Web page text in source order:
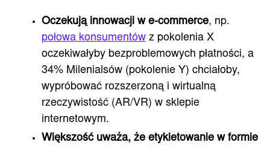
Oczekują innowacji w e-commerce, np.
połowa konsumentów z pokolenia X
oczekiwałyby bezproblemowych płatności, a
34% Milenialsów (pokolenie Y) chciałoby,
wypróbować rozszerzoną i wirtualną
rzeczywistość (AR/VR) w sklepie
internetowym.
Większość uważa, że ​​etykietowanie w formie